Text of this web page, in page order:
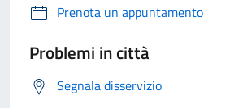
Prenota un appuntamento
Problemi in città
Segnala disservizio